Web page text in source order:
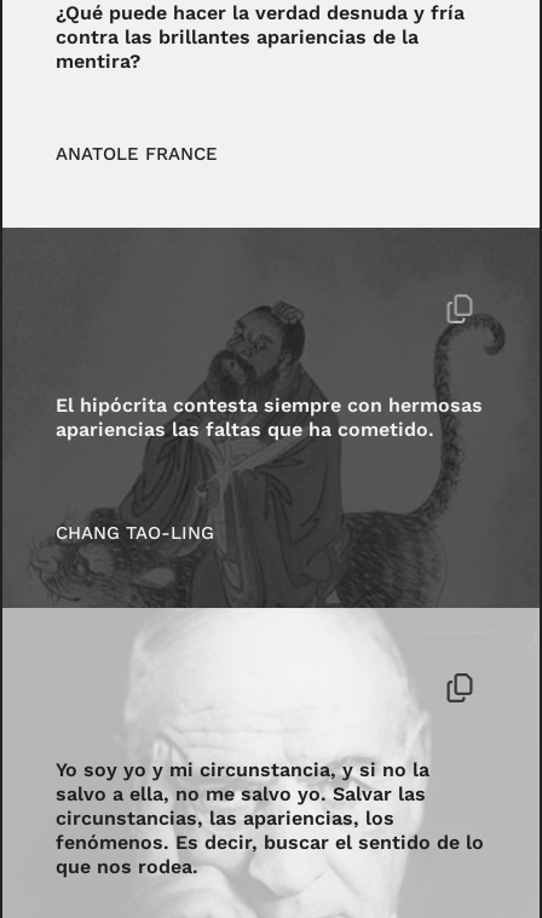
¿Qué puede hacer la verdad desnuda y fría
contra las brillantes apariencias de la
mentira?
ANATOLE FRANCE
El hipócrita contesta siempre con hermosas
apariencias las faltas que ha cometido.
CHANG TAO-LING
Yo soy yo y mi circunstancia, y si no la
salvo a ella, no me salvo yo. Salvar las
circunstancias, las apariencias, los
fenómenos. Es decir, buscar el sentido de lo
que nos rodea.